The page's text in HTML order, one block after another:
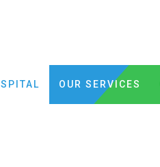
OUR SERVICES